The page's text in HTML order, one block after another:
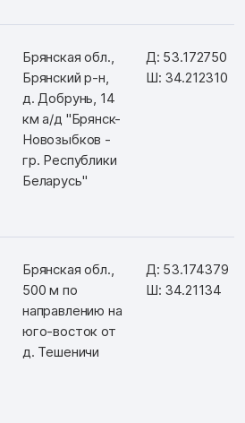
Брянская обл.,
Брянский р-н,
д. Добрунь, 14
км а/д "Брянск-
Новозыбков -
гр. Республики
Беларусь"
Д: 53.172750
Ш: 34.212310
Брянская обл.,
500 м по
направлению на
юго-восток от
д. Тешеничи
Д: 53.174379
Ш: 34.21134